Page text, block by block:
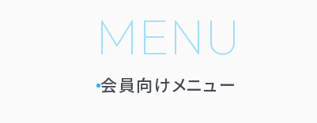
MENU
会員向けメニュー